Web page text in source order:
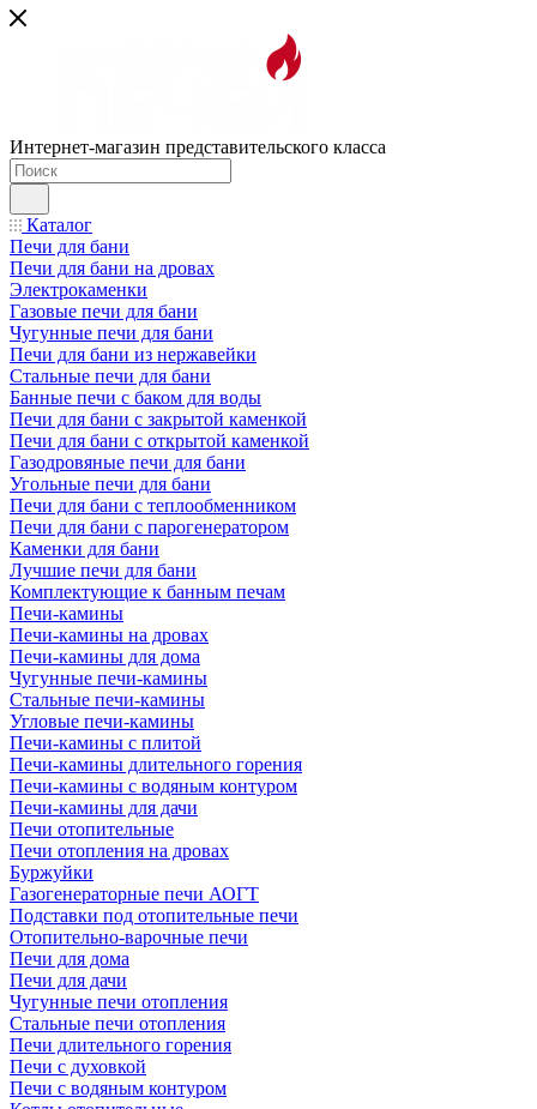
Интернет-магазин представительского класса
Каталог
Печи для бани
Печи для бани на дровах
Электрокаменки
Газовые печи для бани
Чугунные печи для бани
Печи для бани из нержавейки
Стальные печи для бани
Банные печи с баком для воды
Печи для бани с закрытой каменкой
Печи для бани с открытой каменкой
Газодровяные печи для бани
Угольные печи для бани
Печи для бани с теплообменником
Печи для бани с парогенератором
Каменки для бани
Лучшие печи для бани
Комплектующие к банным печам
Печи-камины
Печи-камины на дровах
Печи-камины для дома
Чугунные печи-камины
Стальные печи-камины
Угловые печи-камины
Печи-камины с плитой
Печи-камины длительного горения
Печи-камины с водяным контуром
Печи-камины для дачи
Печи отопительные
Печи отопления на дровах
Буржуйки
Газогенераторные печи АОГТ
Подставки под отопительные печи
Отопительно-варочные печи
Печи для дома
Печи для дачи
Чугунные печи отопления
Стальные печи отопления
Печи длительного горения
Печи с духовкой
Печи с водяным контуром